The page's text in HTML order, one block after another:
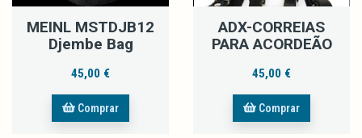
MEINL MSTDJB12
Djembe Bag
45,00 €
Comprar
ADX-CORREIAS
PARA ACORDEÃO
45,00 €
Comprar